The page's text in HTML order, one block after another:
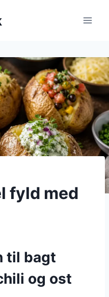
fyld med
til bagt
og ost